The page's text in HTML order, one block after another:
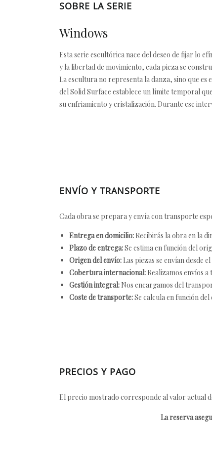
SOBRE LA SERIE
Windows
Esta serie escultórica nace del deseo de fijar lo
y la libertad de movimiento, cada pieza se
La escultura no representa la danza, sino que
del Solid Surface establece un límite temporal
su enfriamiento y cristalización. Durante ese
ENVÍO Y TRANSPORTE
Cada obra se prepara y envía con transporte
Entrega en domicilio: Recibirás la obra en la
Plazo de entrega:Se estima en función del
Origen del envío: Las piezas se envían desde
Cobertura internacional: Realizamos envíos
Gestión integral: Nos encargamos del
Coste de transporte:Se calcula en función
PRECIOS Y PAGO
El precio mostrado corresponde al valor actual
La reserva